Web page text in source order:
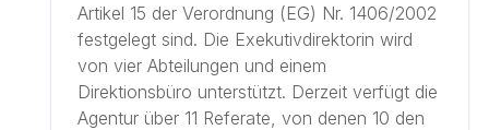
Artikel 15 der Verordnung (EG) Nr. 1406/2002
festgelegt sind. Die Exekutivdirektorin wird
von vier Abteilungen und einem
Direktionsbüro unterstützt. Derzeit verfügt die
Agentur über 11 Referate, von denen 10 den